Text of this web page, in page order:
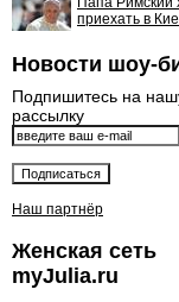
приехать в
Новости шоу-
Подпишитесь на
рассылку
Наш партнёр
Женская сеть
myJulia.ru